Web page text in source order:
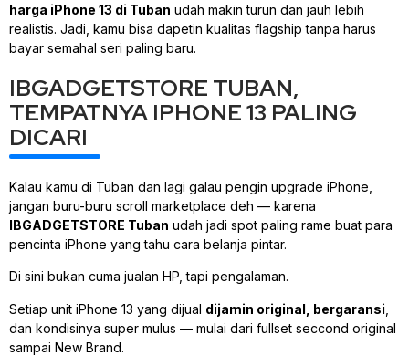
harga iPhone 13 di Tuban udah makin turun dan jauh lebih
realistis. Jadi, kamu bisa dapetin kualitas flagship tanpa harus
bayar semahal seri paling baru.
IBGADGETSTORE TUBAN,
TEMPATNYA IPHONE 13 PALING
DICARI
Kalau kamu di Tuban dan lagi galau pengin upgrade iPhone,
jangan buru-buru scroll marketplace deh — karena
IBGADGETSTORE Tuban udah jadi spot paling rame buat para
pencinta iPhone yang tahu cara belanja pintar.
Di sini bukan cuma jualan HP, tapi pengalaman.
Setiap unit iPhone 13 yang dijual dijamin original, bergaransi
dan kondisinya super mulus — mulai dari fullset seccond original
sampai New Brand.